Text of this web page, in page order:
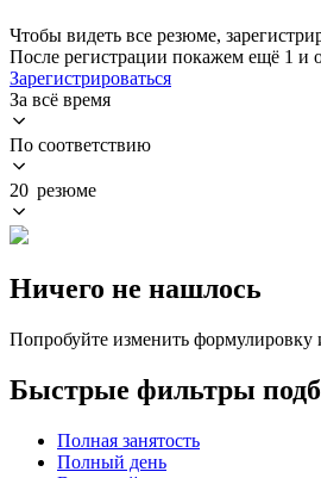
Чтобы видеть все резюме,
После регистрации покажем ещё 1 и
Зарегистрироваться
За всё время
По соответствию
20 резюме
Ничего не нашлось
Попробуйте изменить формулировку
Быстрые фильтры
Полная занятость
Полный день